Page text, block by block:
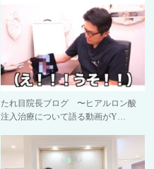
たれ目院長ブログ 〜ヒアルロン酸
注入治療について語る動画がY…